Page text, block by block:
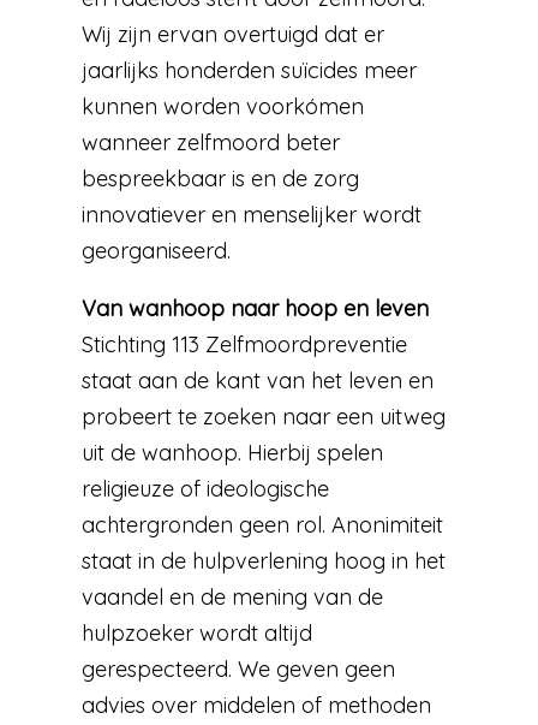
Wij zijn ervan overtuigd dat er
jaarlijks honderden suïcides meer
kunnen worden voorkómen
wanneer zelfmoord beter
bespreekbaar is en de zorg
innovatiever en menselijker wordt
georganiseerd.
Van wanhoop naar hoop en leven
Stichting 113 Zelfmoordpreventie
staat aan de kant van het leven en
probeert te zoeken naar een uitweg
uit de wanhoop. Hierbij spelen
religieuze of ideologische
achtergronden geen rol. Anonimiteit
staat in de hulpverlening hoog in het
vaandel en de mening van de
hulpzoeker wordt altijd
gerespecteerd. We geven geen
advies over middelen of methoden